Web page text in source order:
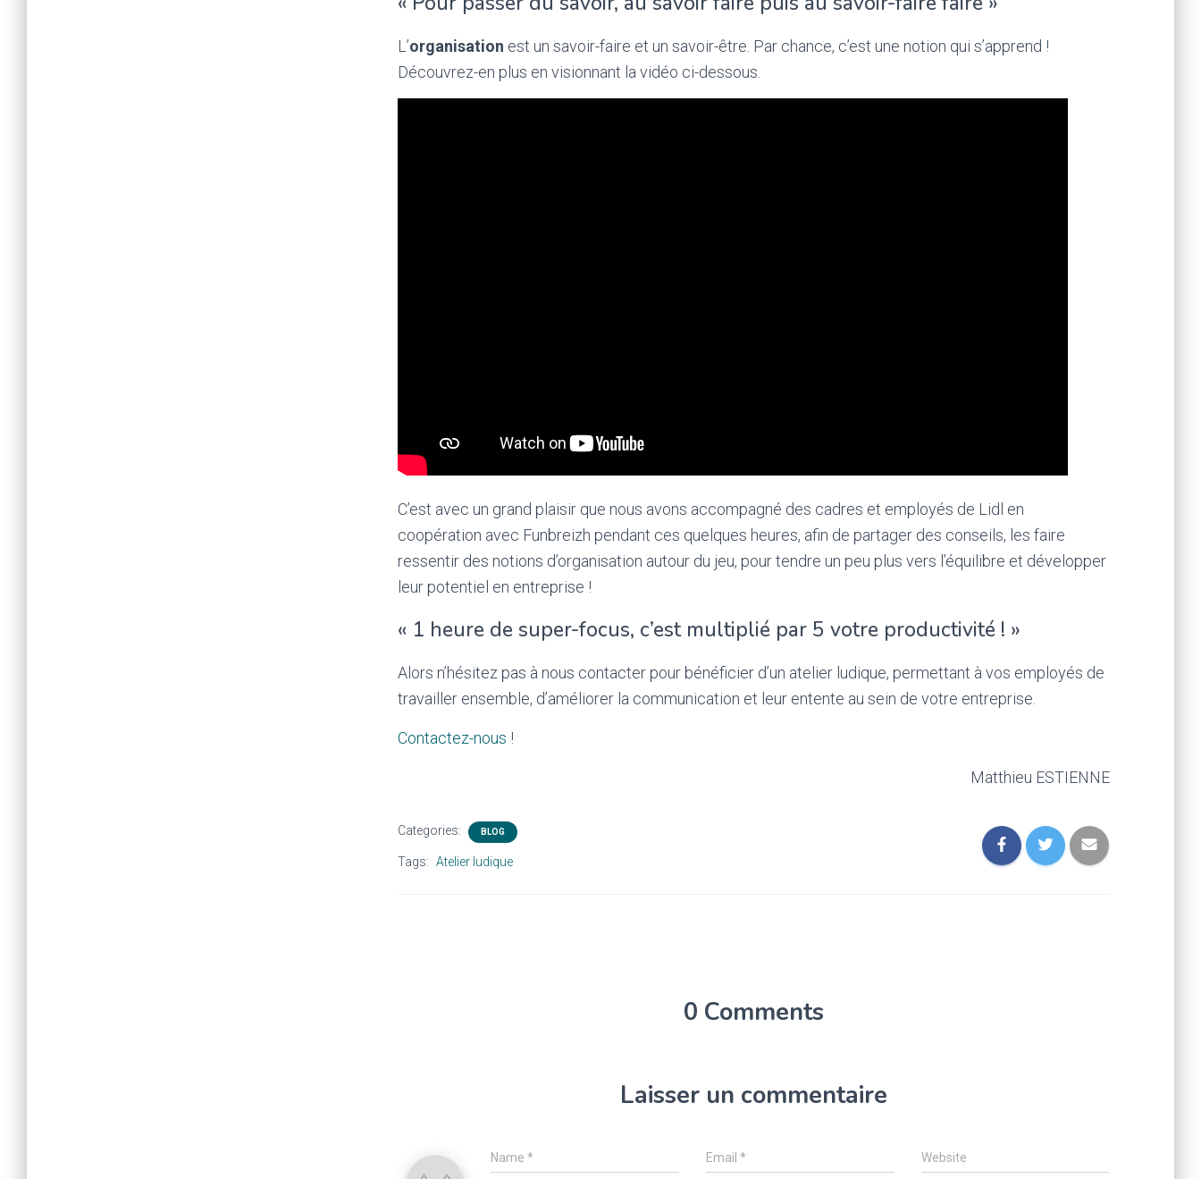
L’organisation est un savoir-faire et un savoir-être. Par chance, c’est une notion qui s’apprend !
Découvrez-en plus en visionnant la vidéo ci-dessous.
C’est avec un grand plaisir que nous avons accompagné des cadres et employés de Lidl en
coopération avec Funbreizh pendant ces quelques heures, afin de partager des conseils, les faire
ressentir des notions d’organisation autour du jeu, pour tendre un peu plus vers l’équilibre et développer
leur potentiel en entreprise !
« 1 heure de super-focus, c’est multiplié par 5 votre productivité ! »
Alors n’hésitez pas à nous contacter pour bénéficier d’un atelier ludique, permettant à vos employés de
travailler ensemble, d’améliorer la communication et leur entente au sein de votre entreprise.
Contactez-nous !
Matthieu ESTIENNE
Categories: BLOG
Tags: Atelier ludique
0 Comments
Laisser un commentaire
Name* Email * Website